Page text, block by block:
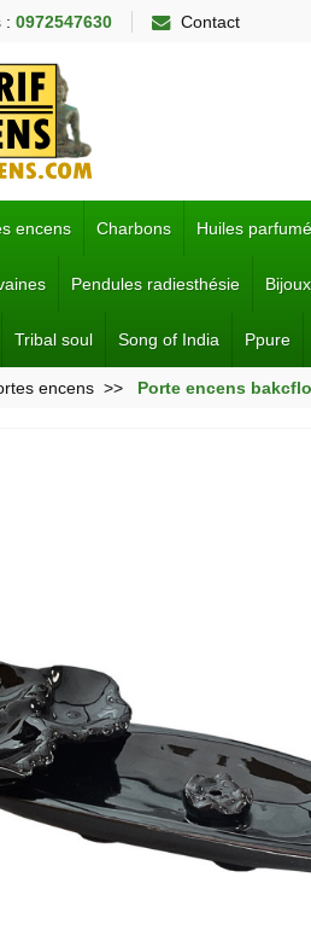
: 0972547630 Contact
encens Charbons Huiles
Pendules radiesthésie
Tribal soul Song of India Ppure
encens Porte encens